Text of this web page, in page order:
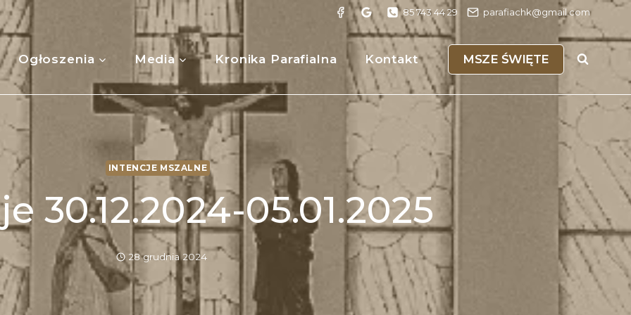
85 743 44 29 parafiachk@gmail.com
Ogłoszenia Media Kronika Parafialna Kontakt MSZE ŚWIĘTE
INTENCJE MSZALNE
30.12.2024-05.01.2025
28 grudnia 2024